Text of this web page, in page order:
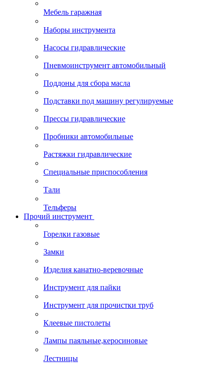
Мебель гаражная
Наборы инструмента
Насосы гидравлические
Пневмоинструмент автомобильный
Поддоны для сбора масла
Подставки под машину регулируемые
Прессы гидравлические
Пробники автомобильные
Растяжки гидравлические
Специальные приспособления
Тали
Тельферы
Прочий инструмент
Горелки газовые
Замки
Изделия канатно-веревочные
Инструмент для пайки
Инструмент для прочистки труб
Клеевые пистолеты
Лампы паяльные,керосиновые
Лестницы